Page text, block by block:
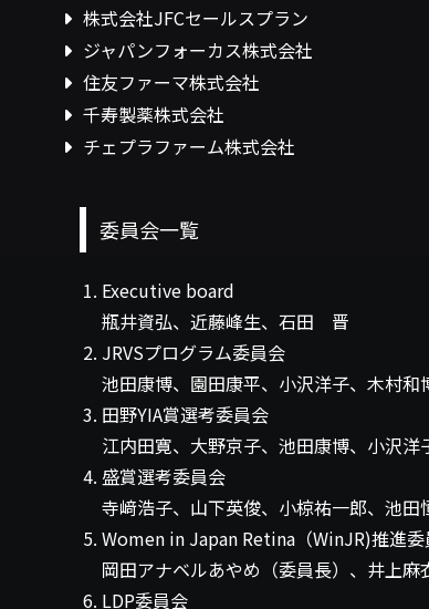
株式会社JFCセールスプラン
ジャパンフォーカス株式会社
住友ファーマ株式会社
千寿製薬株式会社
チェプラファーム株式会社
委員会一覧
Executive board
瓶井資弘、近藤峰生、石田 晋
JRVSプログラム委員会
池田康博、園田康平、小沢洋子、木村
田野YIA賞選考委員会
江内田寛、大野京子、池田康博、小沢洋
盛賞選考委員会
寺﨑浩子、山下英俊、小椋祐一郎、池
Women in Japan Retina（WinJR)推進
岡田アナベルあやめ（委員長）、井上
LDP委員会